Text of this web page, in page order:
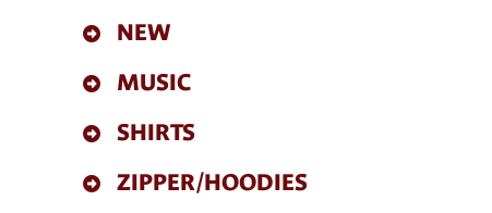
NEW
MUSIC
SHIRTS
ZIPPER/HOODIES